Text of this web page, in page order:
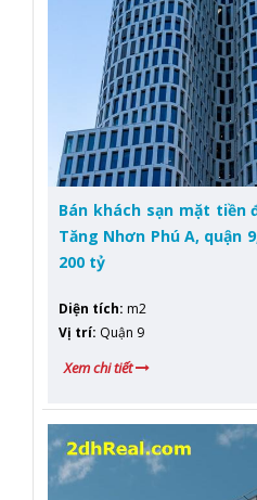
Bán khách sạn mặt tiền
Tăng Nhơn Phú A, quận
200 tỷ
Diện tích: m2
Vị trí: Quận 9
Xem chi tiết